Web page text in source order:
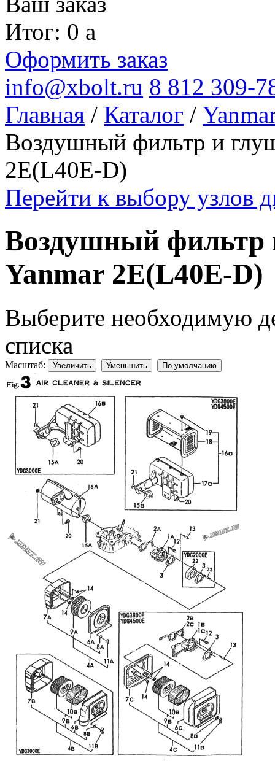
Итог: 0 a
Оформить заказ
info@xbolt.ru 8 812 309-
Главная / Каталог /
Воздушный фильтр и
2E(L40E-D)
Перейти к выбору узлов
Воздушный фильтр
Yanmar 2E(L40E-D)
Выберите необходимую
списка
Масштаб: Увеличить Уменьшить По умолчанию